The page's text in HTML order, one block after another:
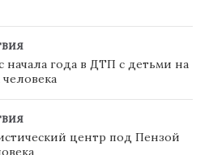
начала года в ДТП с детьми на
центр под Пензой